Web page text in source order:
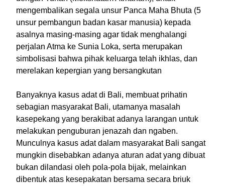
mengembalikan segala unsur Panca Maha Bhuta (5
unsur pembangun badan kasar manusia) kepada
asalnya masing-masing agar tidak menghalangi
perjalan Atma ke Sunia Loka, serta merupakan
simbolisasi bahwa pihak keluarga telah ikhlas, dan
merelakan kepergian yang bersangkutan
Banyaknya kasus adat di Bali, membuat prihatin
sebagian masyarakat Bali, utamanya masalah
kasepekang yang berakibat adanya larangan untuk
melakukan penguburan jenazah dan ngaben.
Munculnya kasus adat dalam masyarakat Bali sangat
mungkin disebabkan adanya aturan adat yang dibuat
bukan dilandasi oleh pola-pola bijak, melainkan
dibentuk atas kesepakatan bersama secara briuk